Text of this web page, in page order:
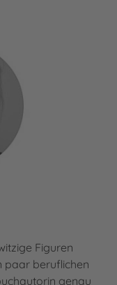
Figuren
paar beruflichen
genau